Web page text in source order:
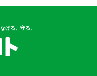
げる、守る。